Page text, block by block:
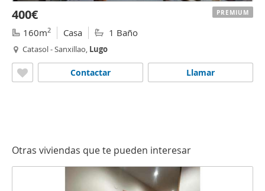
400€
160m2 Casa 1 Baño
Catasol - Sanxillao, Lugo
Llamar
Contactar
PREMIUM
Otras viviendas que te pueden interesar